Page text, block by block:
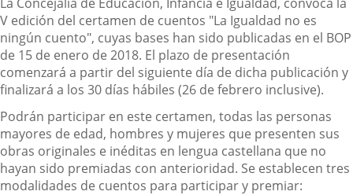
V edición del certamen de cuentos "La Igualdad no es
ningún cuento", cuyas bases han sido publicadas en el BOP
de 15 de enero de 2018. El plazo de presentación
comenzará a partir del siguiente día de dicha publicación y
finalizará a los 30 días hábiles (26 de febrero inclusive).
Podrán participar en este certamen, todas las personas
mayores de edad, hombres y mujeres que presenten sus
obras originales e inéditas en lengua castellana que no
hayan sido premiadas con anterioridad. Se establecen tres
modalidades de cuentos para participar y premiar: